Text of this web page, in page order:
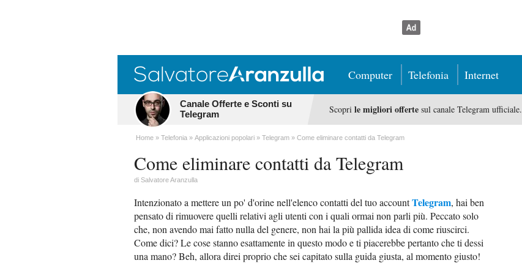
Computer Telefonia Internet
Canale Offerte e Sconti su
Telegram
Scopri le migliori offertesul canale Telegram ufficiale.
Home Telefonia Applicazioni popolari Telegram Come eliminare contatti da Telegram
Come eliminare contatti da Telegram
di Salvatore Aranzulla
Intenzionato a mettere un po' d'orine nell'elenco contatti del tuo accountTelegram, hai ben
pensato di rimuovere quelli relativi agli utenti con i quali ormai non parli più. Peccato solo
che, non avendo mai fatto nulla del genere, non hai la più pallida idea di come riuscirci.
Come dici? Le cose stanno esattamente in questo modo e ti piacerebbe pertanto che ti dessi
una mano? Beh, allora direi proprio che sei capitato sulla guida giusta, al momento giusto!